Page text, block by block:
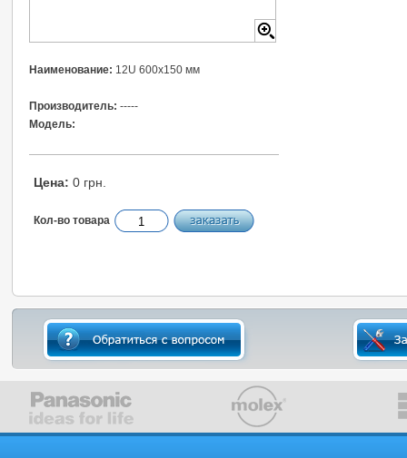
Наименование: 12U 600x150 мм
Производитель: -----
Модель:
Цена: 0 грн.
Кол-во товара